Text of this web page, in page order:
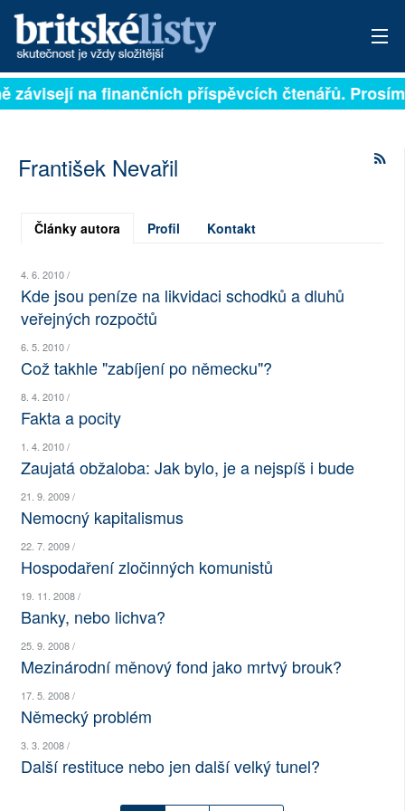
PŘIHLÁSIT
ARCHIV
ROZHOVORY
NEJČTENĚJŠÍ ZA 7 DNÍ
AUTOŘI
SOCIÁLNÍ SÍTĚ
RUBRIKY
PLNÁ VERZE STRÁNEK
závisejí na finančních příspěvcích čtenářů.
František Nevařil
Články autora Profil Kontakt
4. 6. 2010 /
Kde jsou peníze na likvidaci schodků a dluhů
veřejných rozpočtů
6. 5. 2010 /
Což takhle "zabíjení po německu"?
8. 4. 2010 /
Fakta a pocity
1. 4. 2010 /
Zaujatá obžaloba: Jak bylo, je a nejspíš i bude
21. 9. 2009 /
Nemocný kapitalismus
22. 7. 2009 /
Hospodaření zločinných komunistů
19. 11. 2008 /
Banky, nebo lichva?
25. 9. 2008 /
Mezinárodní měnový fond jako mrtvý brouk?
17. 5. 2008 /
Německý problém
3. 3. 2008 /
Další restituce nebo jen další velký tunel?